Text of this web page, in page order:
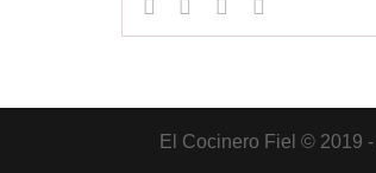
El Cocinero Fiel © 2019